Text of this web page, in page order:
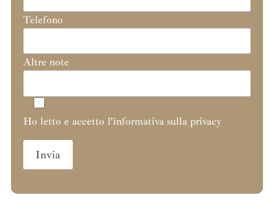
Telefono
Altre note
Ho letto e accetto l’informativa sulla privacy